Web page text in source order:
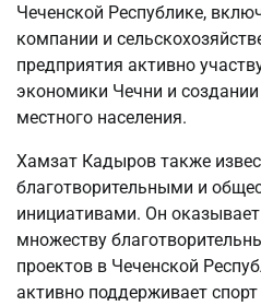
Чеченской Республике,
компании и
предприятия активно
экономики Чечни и
местного населения.
Хамзат Кадыров также
благотворительными и
инициативами. Он
множеству
проектов в Чеченской
активно поддерживает